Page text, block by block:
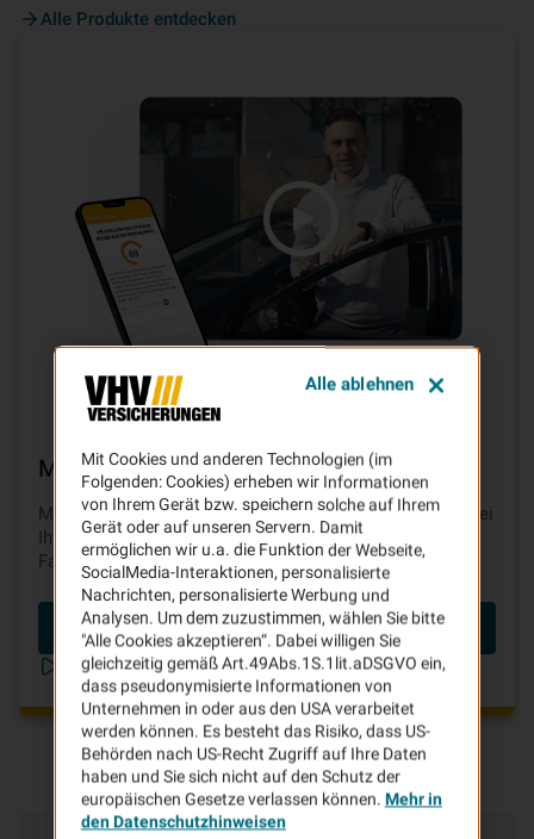
Alle Produkte entdecken
Mit Telematikbis zu30% sparen
Mit sicherer Fahrweise und dem Baustein TELEMATIK bei
Ihrer Kfz-Versicherung ganz einfach bares Geld beim
Fahren sparen.
Beitrag berechnen
Telematik in unter 2 Minuten erklärt
Mit Cookies und anderen Technologien (im
Folgenden: Cookies) erheben wir Informationen
von Ihrem Gerät bzw. speichern solche auf Ihrem
Gerät oder auf unseren Servern. Damit
ermöglichen wir u.a. die Funktion der Webseite,
SocialMedia-Interaktionen, personalisierte
Nachrichten, personalisierte Werbung und
Analysen. Um dem zuzustimmen, wählen Sie bitte
"Alle Cookies akzeptieren“. Dabei willigen Sie
gleichzeitig gemäß Art.49Abs.1S.1lit.aDSGVO ein,
dass pseudonymisierte Informationen von
Unternehmen in oder aus den USA verarbeitet
werden können. Es besteht das Risiko, dass US-
Behörden nach US-Recht Zugriff auf Ihre Daten
haben und Sie sich nicht auf den Schutz der
europäischen Gesetze verlassen können. Mehr in
den Datenschutzhinweisen
Alle ablehnen